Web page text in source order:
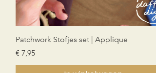
Patchwork Stofjes set | Applique
Prijs
€ 7,95